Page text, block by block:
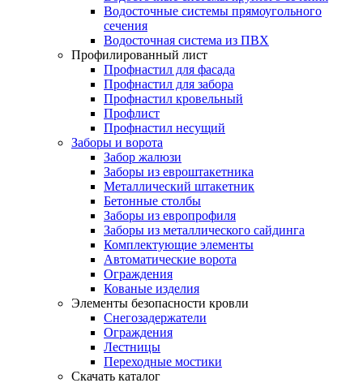
Водосточные системы прямоугольного
сечения
Водосточная система из ПВХ
Профилированный лист
Профнастил для фасада
Профнастил для забора
Профнастил кровельный
Профлист
Профнастил несущий
Заборы и ворота
Забор жалюзи
Заборы из евроштакетника
Металлический штакетник
Бетонные столбы
Заборы из европрофиля
Заборы из металлического сайдинга
Комплектующие элементы
Автоматические ворота
Ограждения
Кованые изделия
Элементы безопасности кровли
Снегозадержатели
Ограждения
Лестницы
Переходные мостики
Скачать каталог